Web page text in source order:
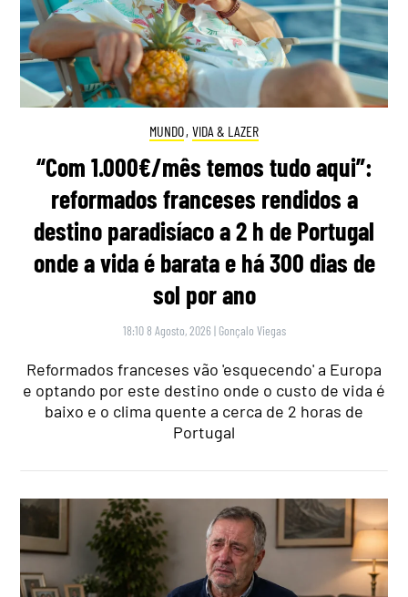
MUNDO, VIDA & LAZER
“Com 1.000€/mês temos tudo aqui”:
reformados franceses rendidos a
destino paradisíaco a 2 h de Portugal
onde a vida é barata e há 300 dias de
sol por ano
18:10 8 Agosto, 2026 | Gonçalo Viegas
Reformados franceses vão 'esquecendo' a Europa
e optando por este destino onde o custo de vida é
baixo e o clima quente a cerca de 2 horas de
Portugal